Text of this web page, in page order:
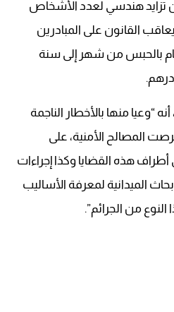
تزايد هندسي لعدد الأشخاص
القانون على المبادرين
بالحبس من شهر إلى سنة
“وعيا منها بالأخطار الناجمة
المصالح الأمنية، على
أطراف هذه القضايا وكذا إجراءات
الميدانية لمعرفة الأساليب
من الجرائم”.